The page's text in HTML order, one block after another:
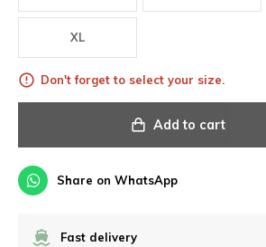
XL
Don't forget to select your size.
Add to cart
Share on WhatsApp
Fast delivery